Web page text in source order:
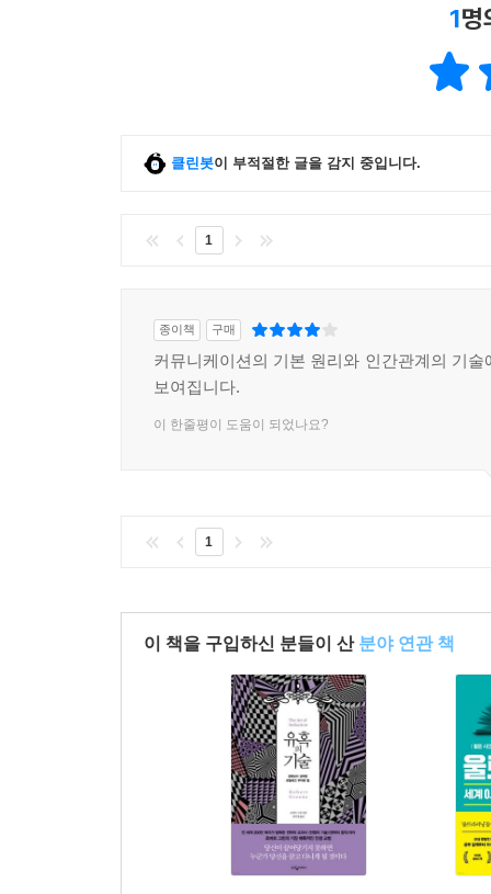
1명
클린봇이 부적절한 글을 감지 중입니다.
1
종이책 구매
커뮤니케이션의 기본 원리와 인간관계의 기술
보여집니다.
이 한줄평이 도움이 되었나요?
1
이 책을 구입하신 분들이 산 분야 연관 책